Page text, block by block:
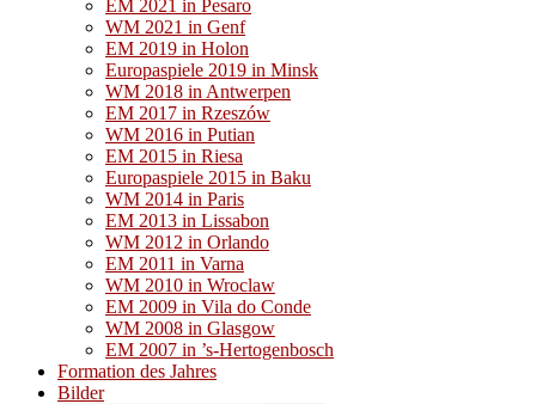
EM 2021 in Pesaro
WM 2021 in Genf
EM 2019 in Holon
Europaspiele 2019 in Minsk
WM 2018 in Antwerpen
EM 2017 in Rzeszów
WM 2016 in Putian
EM 2015 in Riesa
Europaspiele 2015 in Baku
WM 2014 in Paris
EM 2013 in Lissabon
WM 2012 in Orlando
EM 2011 in Varna
WM 2010 in Wroclaw
EM 2009 in Vila do Conde
WM 2008 in Glasgow
EM 2007 in ’s-Hertogenbosch
Formation des Jahres
Bilder